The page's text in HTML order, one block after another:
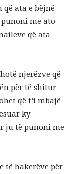
ata e bëjnë
punoni me ato
që ata
njerëzve që
për të shitur
që t’i mbajë
ky
ju të punoni me
të hakerëve për